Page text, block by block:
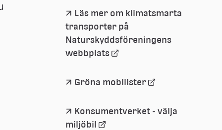
webbplats
Läs mer om klimatsmarta
transporter på
Naturskyddsföreningens
webbplatsLänk
webbplats
Gröna mobilisterLänk
webbplats
Konsumentverket - välja
miljöbil Länk